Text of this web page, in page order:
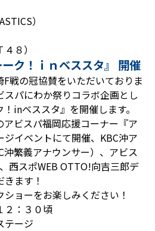
）
８）
ク！ｉｎベススタ』 開催
戦の冠協賛をいただいておりま
パにわか祭りコラボ企画とし
inベススタ』を開催します。
ビスパ福岡応援コーナー『ア
ジイベントにて開催、KBC沖ア
沖繁義アナウンサー）、アビス
西スポWEB OTTO!向吉三郎デ
ます！
ョーをお楽しみください！
２：３０頃
テージ